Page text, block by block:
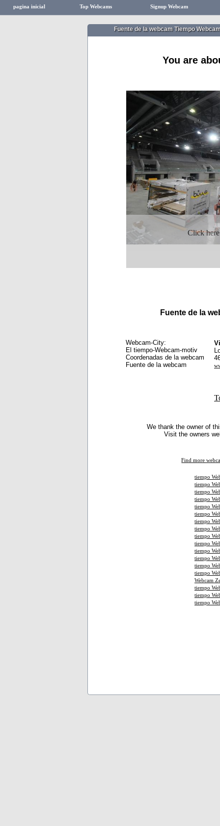
pagina inicial Top Webcams Signup Webcam
Fuente de la webcam Tiempo
You are
Click
Fuente de la
Webcam-City:
El tiempo-Webcam-motiv
Coordenadas de la webcam
Fuente de la webcam
We thank the owner of
Visit the owners
Find more
tiempo
tiempo
tiempo
tiempo
tiempo
tiempo
tiempo
tiempo
tiempo
tiempo
tiempo
tiempo
tiempo
tiempo
Webcam
tiempo
tiempo
tiempo